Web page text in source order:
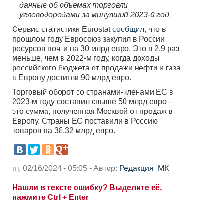
данные об объемах торговли
углеводородами за минувший 2023-й год.
Сервис статистики Eurostatсообщил, что в
прошлом году Евросоюз закупил в России
ресурсов почти на 30 млрд евро. Это в 2,9 раз
меньше, чем в 2022-м году, когда доходы
российского бюджета от продажи нефти и газа
в Европу достигли 90 млрд евро.
Торговый оборот со странами-членами ЕС в
2023-м году составил свыше 50 млрд евро -
это сумма, полученная Москвой от продаж в
Европу. Страны ЕС поставили в Россию
товаров на 38,32 млрд евро.
пт, 02/16/2024 - 05:05 - Автор: Редакция_МК
Нашли в тексте ошибку? Выделите её,
нажмите Ctrl + Enter